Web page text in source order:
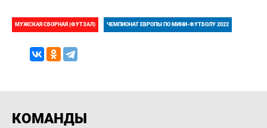
МУЖСКАЯ СБОРНАЯ (ФУТЗАЛ) ЧЕМПИОНАТ ЕВРОПЫ ПО МИНИ-ФУТБОЛУ 2022
КОМАНДЫ